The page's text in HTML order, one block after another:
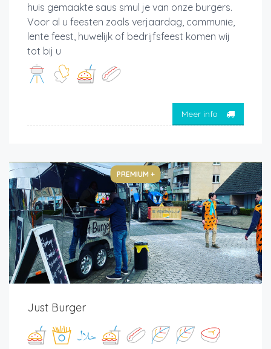
huis gemaakte saus smul je van onze burgers.
Voor al u feesten zoals verjaardag, communie,
lente feest, huwelijk of bedrijfsfeest komen wij
tot bij u
Meer info
PREMIUM +
Just Burger